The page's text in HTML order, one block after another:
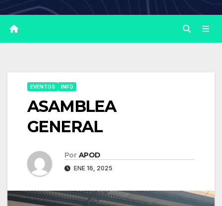
EVENTOS INFO
ASAMBLEA
GENERAL
Por APOD
ENE 16, 2025